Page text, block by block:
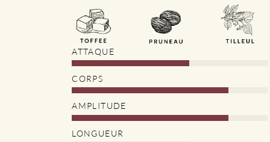
ATTAQUE
CORPS
AMPLITUDE
LONGUEUR